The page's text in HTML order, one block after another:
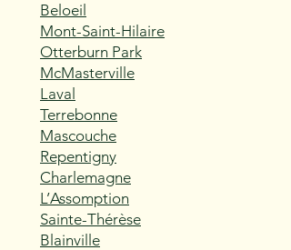
Beloeil
Mont-Saint-Hilaire
Otterburn Park
McMasterville
Laval
Terrebonne
Mascouche
Repentigny
Charlemagne
L’Assomption
Sainte-Thérèse
Blainville